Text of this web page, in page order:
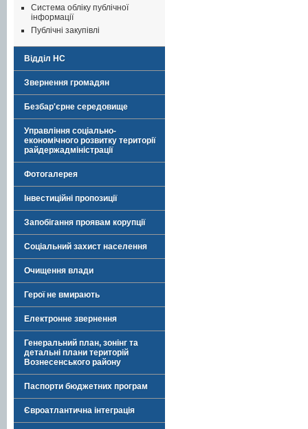
Система обліку публічної
інформації
Публічні закупівлі
Відділ НС
Звернення громадян
Безбар'єрне середовище
Управління соціально-
економічного розвитку території
райдержадміністрації
Фотогалерея
Інвестиційні пропозиції
Запобігання проявам корупції
Соціальний захист населення
Очищення влади
Герої не вмирають
Електронне звернення
Генеральний план, зонінг та
детальні плани територій
Вознесенського району
Паспорти бюджетних програм
Євроатлантична інтеграція